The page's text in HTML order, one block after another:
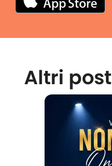
Altri post